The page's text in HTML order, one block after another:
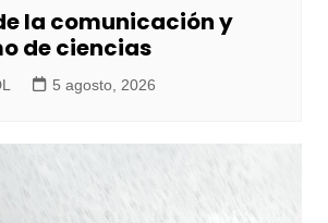
la comunicación y
de ciencias
5 agosto, 2026